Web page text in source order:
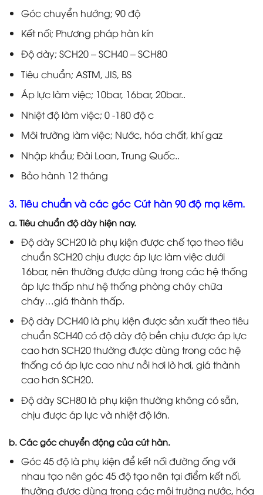
Góc chuyển hướng; 90 độ
Kết nối; Phương pháp hàn kín
Độ dày; SCH20 – SCH40 – SCH80
Tiêu chuẩn; ASTM, JIS, BS
Áp lực làm việc; 10bar, 16bar, 20bar..
Nhiệt độ làm việc; 0 -180 độ c
Môi trường làm việc; Nước, hóa chất, khí gaz
Nhập khẩu; Đài Loan, Trung Quốc..
Bảo hành 12 tháng
3. Tiêu chuẩn và các góc Cút hàn 90 độ mạ kẽm.
a. Tiêu chuẩn độ dày hiện nay.
Độ dày SCH20 là phụ kiện được chế tạo theo tiêu
chuẩn SCH20 chịu được áp lực làm việc dưới
16bar, nên thường được dùng trong các hệ thống
áp lực thấp như hệ thống phòng cháy chữa
cháy…giá thành thấp.
Độ dày DCH40 là phụ kiện được sản xuất theo tiêu
chuẩn SCH40 có độ dày độ bền chịu được áp lực
cao hơn SCH20 thường được dùng trong các hệ
thống có áp lực cao như nồi hơi lò hơi, giá thành
cao hơn SCH20.
Độ dày SCH80 là phụ kiện thường không có sẵn,
chịu được áp lực và nhiệt độ lớn.
b. Các góc chuyển động của cút hàn.
Góc 45 độ là phụ kiện để kết nối đường ống với
nhau tạo nên góc 45 độ tạo nên tại điểm kết nối,
thường được dùng trong các môi trường nước, hóa